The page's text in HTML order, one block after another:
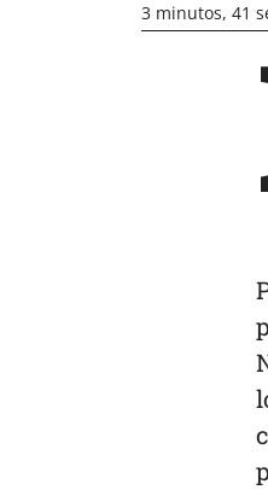
3 minutos, 41